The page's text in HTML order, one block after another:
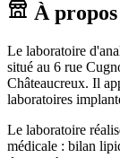
À propos
Le laboratoire
situé au 6 rue
Châteaucreux. Il
laboratoires
Le laboratoire
médicale : bilan